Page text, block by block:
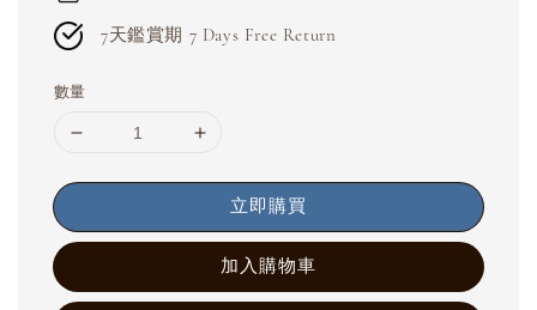
7天鑑賞期 7 Days Free Return
數量
立即購買
加入購物車